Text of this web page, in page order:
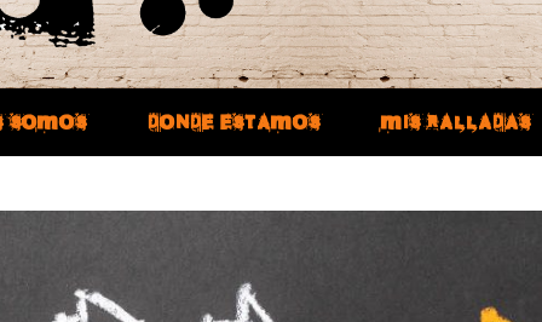
SOMOS DONDE ESTAMOS MIS RALLADAS